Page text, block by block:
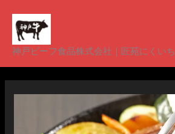
神戸ビーフ食品株式会社｜匠苑にくいち